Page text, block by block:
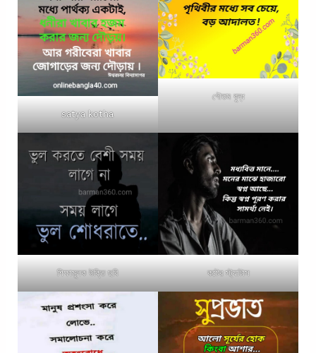
satya kotha
গৌতম বুদ্ধ
শিক্ষামূলক উক্তি ছবি কষ্টের স্ট্যাটাস